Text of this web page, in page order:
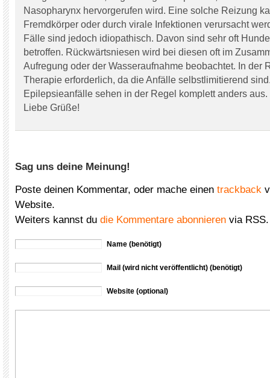
Nasopharynx hervorgerufen wird. Eine solche Reizung
Fremdkörper oder durch virale Infektionen verursacht
Fälle sind jedoch idiopathisch. Davon sind sehr oft
betroffen. Rückwärtsniesen wird bei diesen oft im
Aufregung oder der Wasseraufnahme beobachtet. In der
Therapie erforderlich, da die Anfälle selbstlimitierend
Epilepsieanfälle sehen in der Regel komplett anders aus.
Liebe Grüße!
Sag uns deine Meinung!
Poste deinen Kommentar, oder mache einen trackback
Website.
Weiters kannst du die Kommentare abonnieren via RSS.
Name (benötigt)
Mail (wird nicht veröffentlicht) (benötigt)
Website (optional)